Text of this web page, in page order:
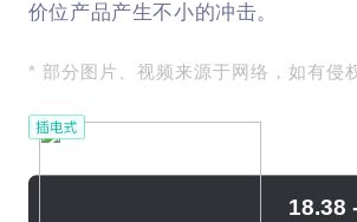
价位产品产生不小的冲击。
* 部分图片、视频来源于网络，如有侵
18.38